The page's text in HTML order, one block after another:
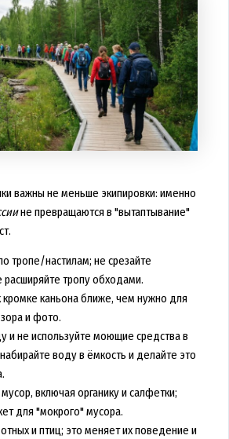
важны не меньше экипировки: именно
не превращаются в "вытаптывание"
тропе/настилам; не срезайте
расширяйте тропу обходами.
каньона ближе, чем нужно для
и фото.
и не используйте моющие средства в
воду в ёмкость и делайте это
включая органику и салфетки;
для "мокрого" мусора.
и птиц; это меняет их поведение и